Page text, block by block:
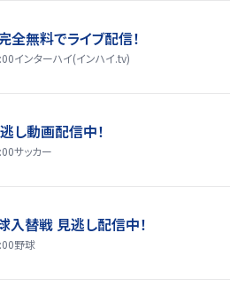
全無料でライブ配信！
インターハイ(インハイ.tv)
し動画配信中！
サッカー
入替戦 見逃し配信中！
野球